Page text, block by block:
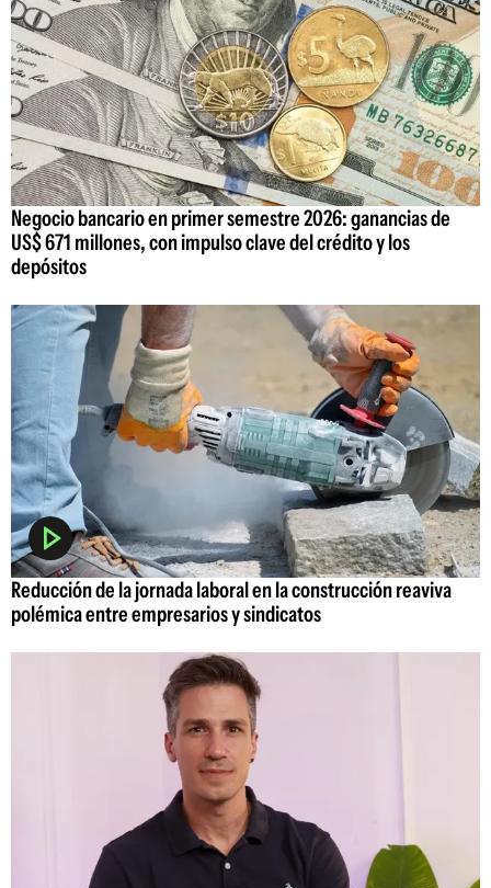
Negocio bancario en primer semestre 2026: ganancias de
US$ 671 millones, con impulso clave del crédito y los
depósitos
Reducción de la jornada laboral en la construcción reaviva
polémica entre empresarios y sindicatos